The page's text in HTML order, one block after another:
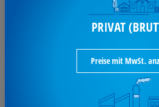
6,18 €*
je Stück /
PRIVAT
Preise mit MwSt.